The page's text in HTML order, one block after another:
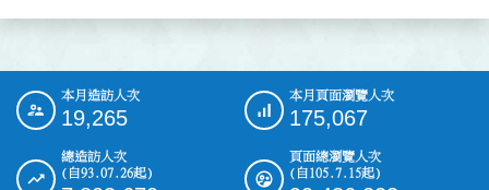
::: 本月造訪人次
19,265
本月頁面瀏覽人次
175,067
總造訪人次
(自93.07.26起)
頁面總瀏覽人次
(自105.7.15起)